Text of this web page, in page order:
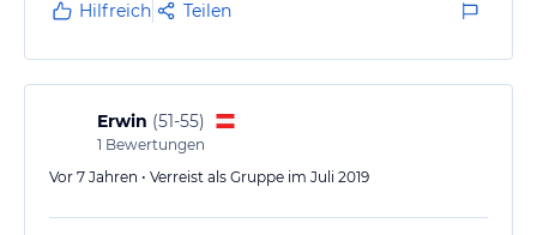
Unterhaltung.
Hilfreich Teilen
Erwin (51-55)
1 Bewertungen
Vor 7 Jahren • Verreist als Gruppe im Juli 2019